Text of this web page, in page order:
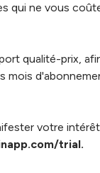
qui ne vous
qualité-prix,
mois
votre
trial.